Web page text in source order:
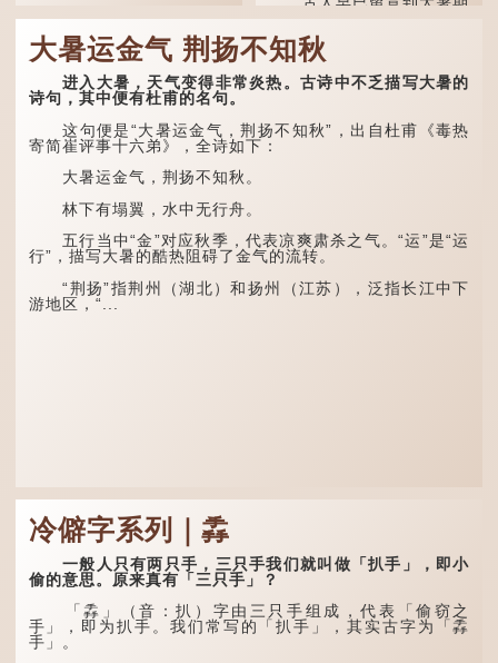
人体表面，例如手臂等
部位生长的细毛，也叫
「毳」，又叫「寒毛」、
「汗毛」。
医学上，「毳毛」是一
个专有名词。它指人类在儿
童时期长出的一种细小、不
易注意到却又几乎遍布全身
的毛发。毳毛的密度因人而
异，其长度则通常不会...
间的气候规律。 《逸周书·
时训解》记载：「大暑之
日，腐草化为萤。又五日，
土润溽暑。又五日，大雨时
行。」意思是说，大暑时节
萤火虫出生，土地湿热，常
这段时期的雨水，对农
大暑运金气 荆扬不知秋
进入大暑，天气变得非常炎热。古诗中不乏描写大暑的
诗句，其中便有杜甫的名句。
这句便是“大暑运金气，荆扬不知秋”，出自杜甫《毒热
寄简崔评事十六弟》，全诗如下：
大暑运金气，荆扬不知秋。
林下有塌翼，水中无行舟。
五行当中“金”对应秋季，代表凉爽肃杀之气。“运”是“运
行”，描写大暑的酷热阻碍了金气的流转。
“荆扬”指荆州（湖北）和扬州（江苏），泛指长江中下
游地区，“...
冷僻字系列｜掱
一般人只有两只手，三只手我们就叫做「扒手」，即小
偷的意思。原来真有「三只手」？
「掱」（音：扒）字由三只手组成，代表「偷窃之
手」，即为扒手。我们常写的「扒手」，其实古字为「掱
手」。